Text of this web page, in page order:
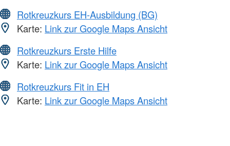
Rotkreuzkurs EH-Ausbildung (BG)
Karte: Link zur Google Maps Ansicht
Rotkreuzkurs Erste Hilfe
Karte: Link zur Google Maps Ansicht
Rotkreuzkurs Fit in EH
Karte: Link zur Google Maps Ansicht